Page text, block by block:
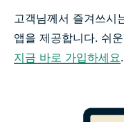
고객님께서 즐겨쓰시
앱을 제공합니다. 쉬
지금 바로 가입하세요.